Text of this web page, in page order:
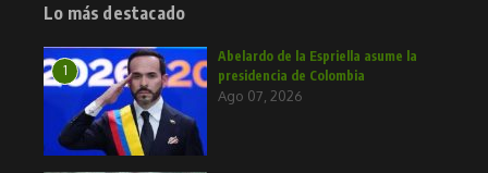
Lo más destacado
1
Abelardo de la Espriella asume la
presidencia de Colombia
Ago 07, 2026